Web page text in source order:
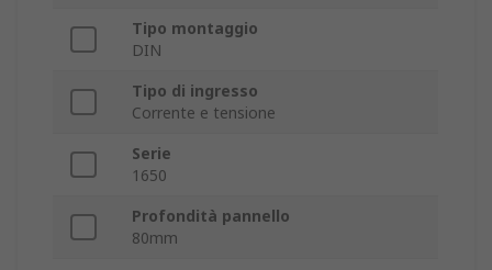
Tipo montaggio
DIN
Tipo di ingresso
Corrente e tensione
Serie
1650
Profondità pannello
80mm